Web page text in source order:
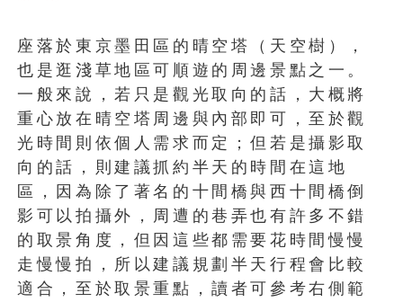
座落於東京墨田區的晴空塔（天空樹），
也是逛淺草地區可順遊的周邊景點之一。
一般來說，若只是觀光取向的話，大概將
重心放在晴空塔周邊與內部即可，至於觀
光時間則依個人需求而定；但若是攝影取
向的話，則建議抓約半天的時間在這地
區，因為除了著名的十間橋與西十間橋倒
影可以拍攝外，周遭的巷弄也有許多不錯
的取景角度，但因這些都需要花時間慢慢
走慢慢拍，所以建議規劃半天行程會比較
適合，至於取景重點，讀者可參考右側範